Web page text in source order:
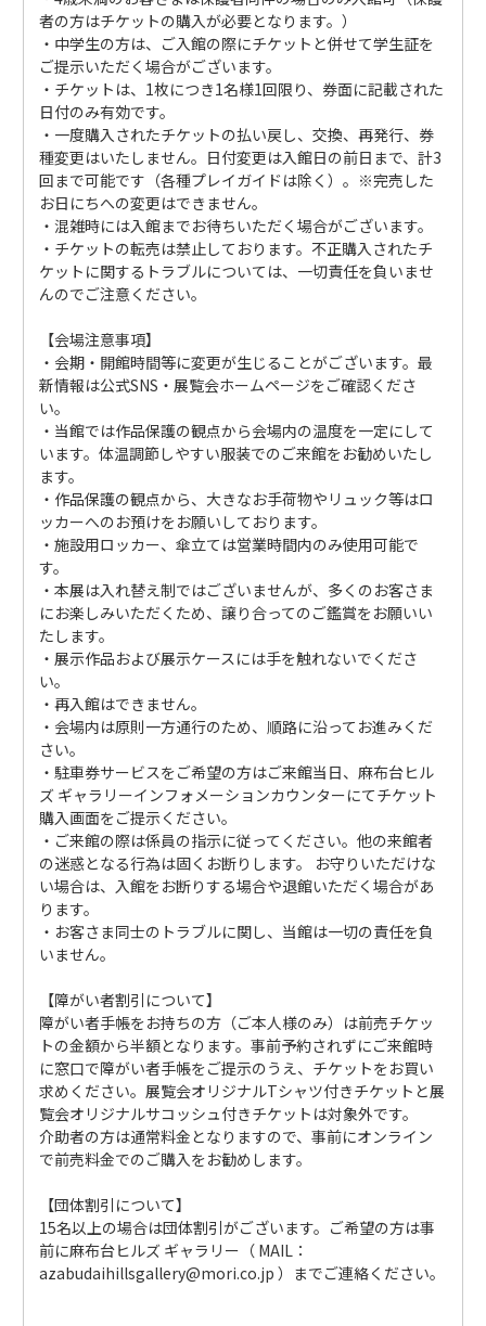
者の方はチケットの購入が必要となります。）
・中学生の方は、ご入館の際にチケットと併せて学生証を
ご提示いただく場合がございます。
・チケットは、1枚につき1名様1回限り、券面に記載された
日付のみ有効です。
・一度購入されたチケットの払い戻し、交換、再発行、券
種変更はいたしません。日付変更は入館日の前日まで、計3
回まで可能です（各種プレイガイドは除く）。※完売した
お日にちへの変更はできません。
・混雑時には入館までお待ちいただく場合がございます。
・チケットの転売は禁止しております。不正購入されたチ
ケットに関するトラブルについては、一切責任を負いませ
んのでご注意ください。
【会場注意事項】
・会期・開館時間等に変更が生じることがございます。最
新情報は公式SNS・展覧会ホームページをご確認くださ
い。
・当館では作品保護の観点から会場内の温度を一定にして
います。体温調節しやすい服装でのご来館をお勧めいたし
ます。
・作品保護の観点から、大きなお手荷物やリュック等はロ
ッカーへのお預けをお願いしております。
・施設用ロッカー、傘立ては営業時間内のみ使用可能で
す。
・本展は入れ替え制ではございませんが、多くのお客さま
にお楽しみいただくため、譲り合ってのご鑑賞をお願いい
たします。
・展示作品および展示ケースには手を触れないでくださ
い。
・再入館はできません。
・会場内は原則一方通行のため、順路に沿ってお進みくだ
さい。
・駐車券サービスをご希望の方はご来館当日、麻布台ヒル
ズ ギャラリーインフォメーションカウンターにてチケット
購入画面をご提示ください。
・ご来館の際は係員の指示に従ってください。他の来館者
の迷惑となる行為は固くお断りします。 お守りいただけな
い場合は、入館をお断りする場合や退館いただく場合があ
ります。
・お客さま同士のトラブルに関し、当館は一切の責任を負
いません。
【障がい者割引について】
障がい者手帳をお持ちの方（ご本人様のみ）は前売チケッ
トの金額から半額となります。事前予約されずにご来館時
に窓口で障がい者手帳をご提示のうえ、チケットをお買い
求めください。展覧会オリジナルTシャツ付きチケットと展
覧会オリジナルサコッシュ付きチケットは対象外です。
介助者の方は通常料金となりますので、事前にオンライン
で前売料金でのご購入をお勧めします。
【団体割引について】
15名以上の場合は団体割引がございます。ご希望の方は事
前に麻布台ヒルズ ギャラリー（ MAIL：
azabudaihillsgallery@mori.co.jp ）までご連絡ください。